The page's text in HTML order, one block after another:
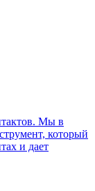
Мы в
который
и дает